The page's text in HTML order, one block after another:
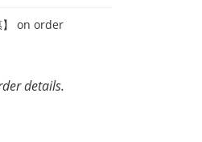
】 on order
details.